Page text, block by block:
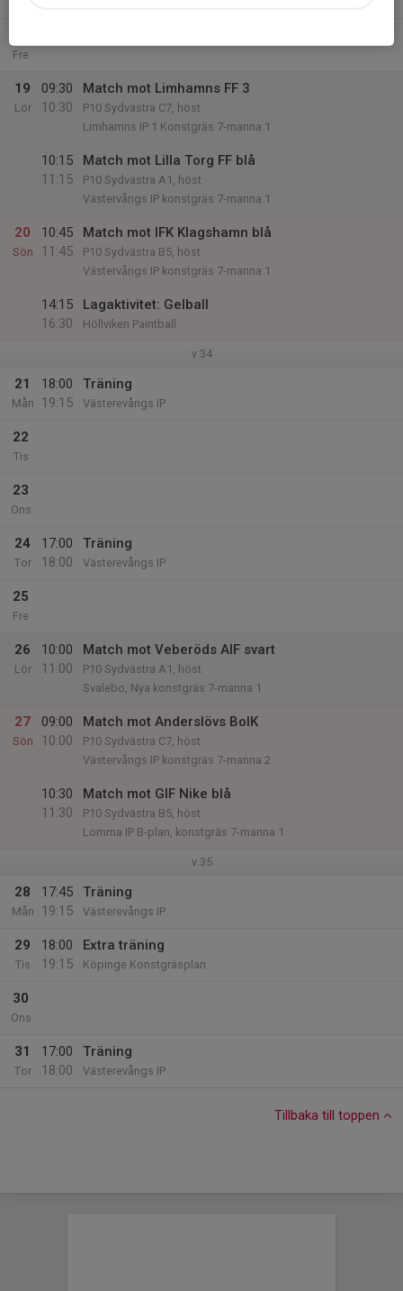
Fre
19
Lör
09:30
10:30
Match mot Limhamns FF 3
P10 Sydvästra C7, höst
Limhamns IP 1 Konstgräs 7-manna 1
10:15
11:15
Match mot Lilla Torg FF blå
P10 Sydvästra A1, höst
Västervångs IP konstgräs 7-manna 1
20
Sön
10:45
11:45
Match mot IFK Klagshamn blå
P10 Sydvästra B5, höst
Västervångs IP konstgräs 7-manna 1
14:15
16:30
Lagaktivitet: Gelball
Höllviken Paintball
v.34
21
Mån
18:00
19:15
Träning
Västerevångs IP
22
Tis
23
Ons
24
Tor
17:00
18:00
Träning
Västerevångs IP
25
Fre
26
Lör
10:00
11:00
Match mot Veberöds AIF svart
P10 Sydvästra A1, höst
Svalebo, Nya konstgräs 7-manna 1
27
Sön
09:00
10:00
Match mot Anderslövs BoIK
P10 Sydvästra C7, höst
Västervångs IP konstgräs 7-manna 2
10:30
11:30
Match mot GIF Nike blå
P10 Sydvästra B5, höst
Lomma IP B-plan, konstgräs 7-manna 1
v.35
28
Mån
17:45
19:15
Träning
Västerevångs IP
29
Tis
18:00
19:15
Extra träning
Köpinge Konstgräsplan
30
Ons
31
Tor
17:00
18:00
Träning
Västerevångs IP
Tillbaka till toppen